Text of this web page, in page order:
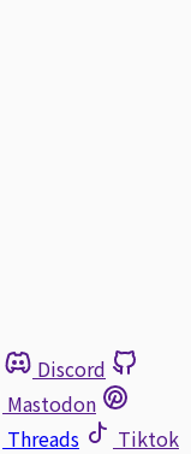
Discord
Mastodon
Threads
Tiktok